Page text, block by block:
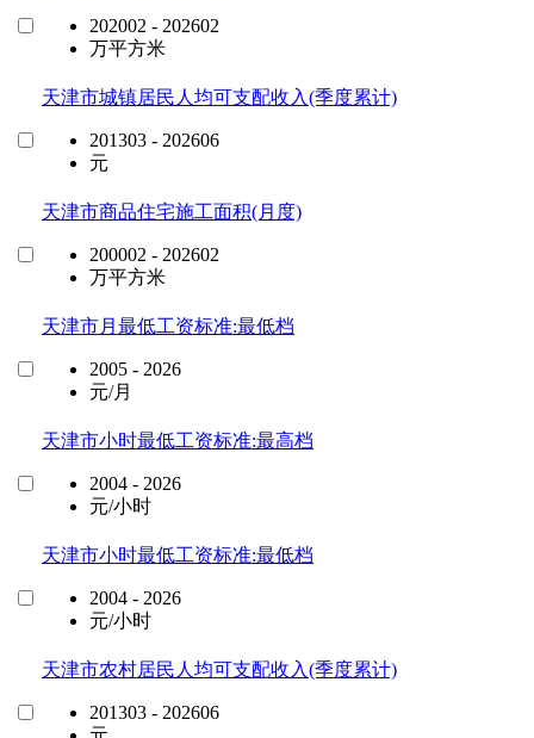
202002 - 202602
万平方米
天津市城镇居民人均可支配收入(季度累计)
201303 - 202606
元
天津市商品住宅施工面积(月度)
200002 - 202602
万平方米
天津市月最低工资标准:最低档
2005 - 2026
元/月
天津市小时最低工资标准:最高档
2004 - 2026
元/小时
天津市小时最低工资标准:最低档
2004 - 2026
元/小时
天津市农村居民人均可支配收入(季度累计)
201303 - 202606